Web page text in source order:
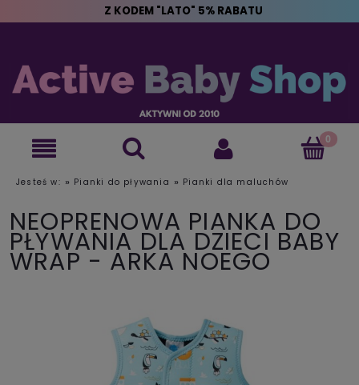
Z KODEM "LATO" 5% RABATU
Jesteś w: » Pianki do pływania » Pianki dla maluchów
NEOPRENOWA PIANKA DO
PŁYWANIA DLA DZIECI BABY
WRAP - ARKA NOEGO